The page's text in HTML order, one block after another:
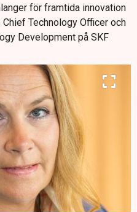
för framtida innovation
Technology Officer och
Development på SKF